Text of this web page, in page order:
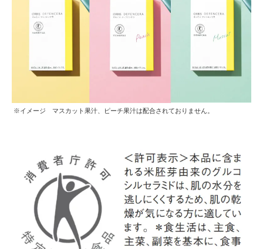
※イメージ マスカット果汁、ピーチ果汁は配合されておりません。